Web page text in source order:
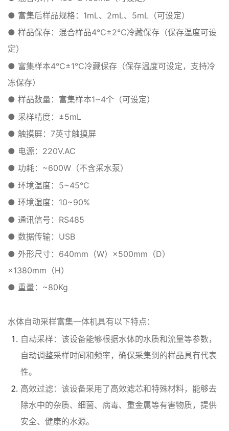
● 富集后样品规格：1mL、2mL、5mL（可设定）
● 样品保存：混合样品4℃±2℃冷藏保存（保存温度可设
定）
● 富集样本4℃±1℃冷藏保存（保存温度可设定，支持冷
冻保存）
● 样品数量：富集样本1~4个（可设定）
● 采样精度：±5mL
● 触摸屏：7英寸触摸屏
● 电源：220V.AC
● 功耗：~600W（不含采水泵）
● 环境温度：5~45°C
● 环境湿度：10~90%
● 通讯信号：RS485
● 数据传输：USB
● 外形尺寸：640mm（W）×500mm（D）
×1380mm（H）
● 重量：~80Kg
水体自动采样富集一体机具有以下特点：
自动采样：该设备能够根据水体的水质和流量等参数，
自动调整采样时间和频率，确保采集到的样品具有代表
性。
高效过滤：该设备采用了高效滤芯和特殊材料，能够去
除水中的杂质、细菌、病毒、重金属等有害物质，提供
安全、健康的水源。